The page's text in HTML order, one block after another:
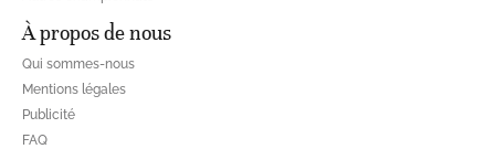
À propos de nous
Qui sommes-nous
Mentions légales
Publicité
FAQ